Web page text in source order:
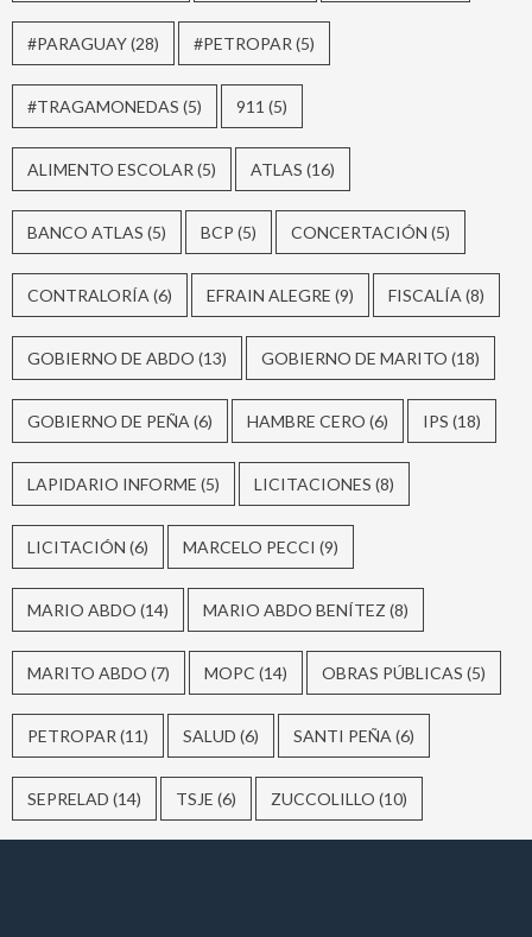
#PARAGUAY(28) #PETROPAR (5)
#TRAGAMONEDAS (5) 911 (5)
ALIMENTO ESCOLAR (5) ATLAS (16)
BANCO ATLAS (5) BCP (5) CONCERTACIÓN (5)
CONTRALORÍA (6) EFRAIN ALEGRE (9) FISCALÍA (8)
GOBIERNO DE ABDO (13) GOBIERNO DE MARITO (18)
GOBIERNO DE PEÑA (6) HAMBRE CERO (6) IPS (18)
LAPIDARIO INFORME (5) LICITACIONES (8)
LICITACIÓN (6) MARCELO PECCI (9)
MARIO ABDO (14) MARIO ABDO BENÍTEZ (8)
MARITO ABDO (7) MOPC (14) OBRAS PÚBLICAS (5)
PETROPAR (11) SALUD (6) SANTI PEÑA (6)
SEPRELAD (14) TSJE (6) ZUCCOLILLO (10)